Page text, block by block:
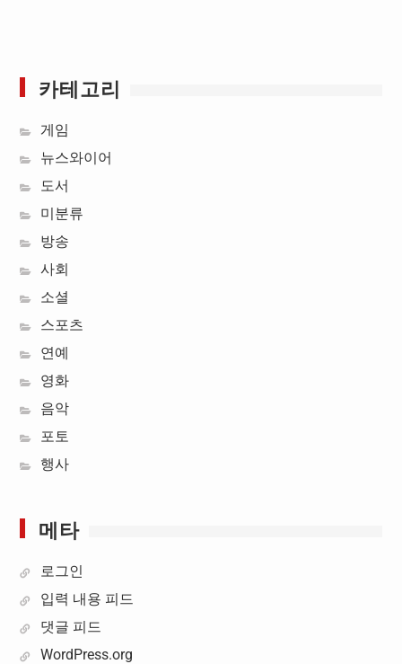
카테고리
게임
뉴스와이어
도서
미분류
방송
사회
소셜
스포츠
연예
영화
음악
포토
행사
메타
로그인
입력 내용 피드
댓글 피드
WordPress.org